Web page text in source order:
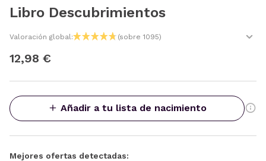
Libro Descubrimientos
Valoración global: (sobre 1095)
12,98 €
Añadir a tu lista de nacimiento
Mejores ofertas detectadas: